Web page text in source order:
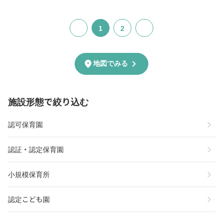
1 2
location_on地図でみる chevron_right
施設形態で絞り込む
認可保育園 chevron_right
認証・認定保育園 chevron_right
小規模保育所 chevron_right
認定こども園 chevron_right